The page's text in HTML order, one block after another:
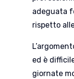
adeguata
rispetto
ed è
giornate